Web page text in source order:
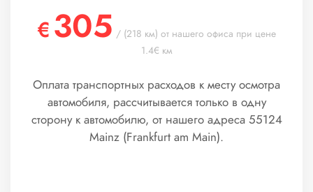
€305 / (218 км) от нашего офиса при цене
1.4€ км
Оплата транспортных расходов к месту осмотра
автомобиля, рассчитывается только в одну
сторону к автомобилю, от нашего адреса 55124
Mainz (Frankfurt am Main).